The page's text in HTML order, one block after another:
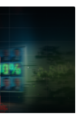
واجهت عملية
معقدة من
واضحا لتجريد
وحصرها في
المعبر بوصفه